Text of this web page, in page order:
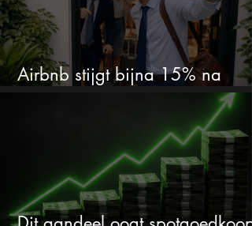
Airbnb stijgt bijna 15% na
cijfers: vooral dit AI-cijfer valt op